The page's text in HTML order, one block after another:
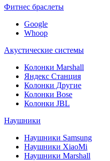
Фитнес браслеты
Google
Whoop
Акустические системы
Колонки Marshall
Яндекс Станция
Колонки Другие
Колонки Bose
Колонки JBL
Наушники
Наушники Samsung
Наушники XiaoMi
Наушники Marshall